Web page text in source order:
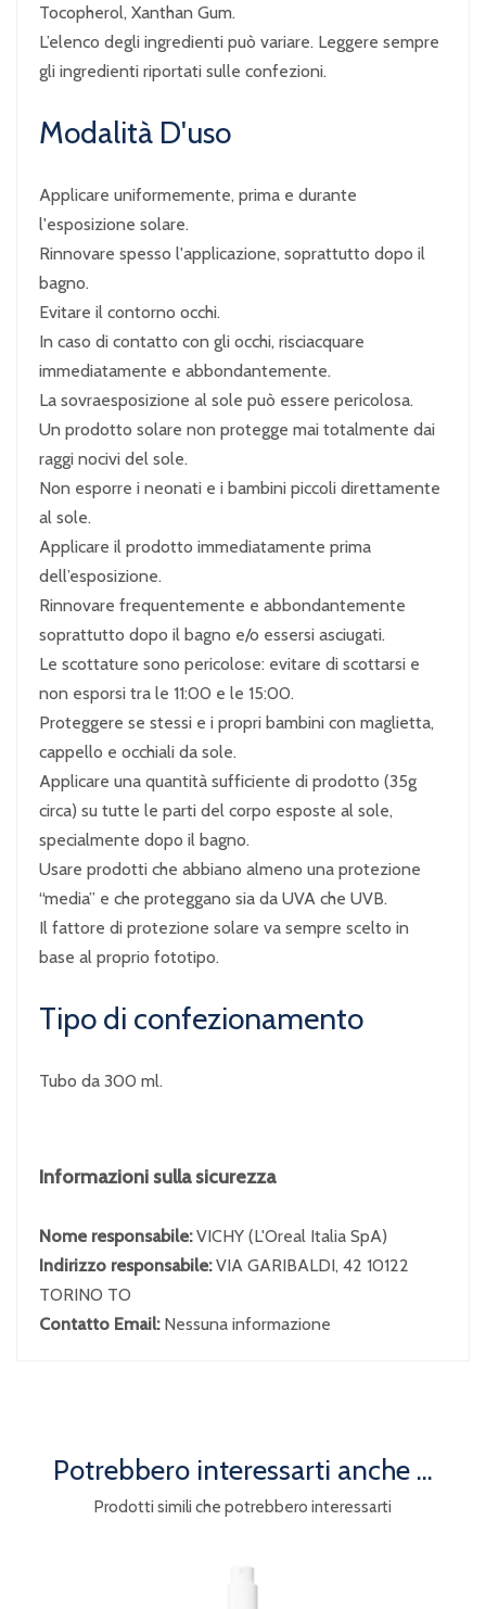
Tocopherol, Xanthan Gum.
L’elenco degli ingredienti può variare. Leggere sempre
gli ingredienti riportati sulle confezioni.
Modalità D'uso
Applicare uniformemente, prima e durante
l'esposizione solare.
Rinnovare spesso l'applicazione, soprattutto dopo il
bagno.
Evitare il contorno occhi.
In caso di contatto con gli occhi, risciacquare
immediatamente e abbondantemente.
La sovraesposizione al sole può essere pericolosa.
Un prodotto solare non protegge mai totalmente dai
raggi nocivi del sole.
Non esporre i neonati e i bambini piccoli direttamente
al sole.
Applicare il prodotto immediatamente prima
dell’esposizione.
Rinnovare frequentemente e abbondantemente
soprattutto dopo il bagno e/o essersi asciugati.
Le scottature sono pericolose: evitare di scottarsi e
non esporsi tra le 11:00 e le 15:00.
Proteggere se stessi e i propri bambini con maglietta,
cappello e occhiali da sole.
Applicare una quantità sufficiente di prodotto (35g
circa) su tutte le parti del corpo esposte al sole,
specialmente dopo il bagno.
Usare prodotti che abbiano almeno una protezione
“media” e che proteggano sia da UVA che UVB.
Il fattore di protezione solare va sempre scelto in
base al proprio fototipo.
Tipo di confezionamento
Tubo da 300 ml.
Informazioni sulla sicurezza
Nome responsabile:VICHY (L'Oreal Italia SpA)
Indirizzo responsabile:VIA GARIBALDI, 42 10122
TORINO TO
Contatto Email: Nessuna informazione
Potrebbero interessarti anche ...
Prodotti simili che potrebbero interessarti